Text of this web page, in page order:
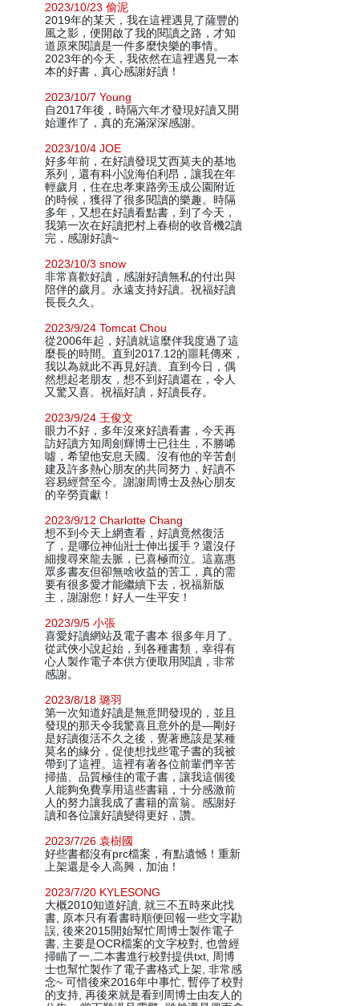
2023/10/23 偷泥
2019年的某天，我在這裡遇見了薩豐的
風之影，便開啟了我的閱讀之路，才知
道原來閱讀是一件多麼快樂的事情。
2023年的今天，我依然在這裡遇見一本
本的好書，真心感謝好讀！
2023/10/7 Young
自2017年後，時隔六年才發現好讀又開
始運作了，真的充滿深深感謝。
2023/10/4 JOE
好多年前，在好讀發現艾西莫夫的基地
系列，還有科小說海伯利昂，讓我在年
輕歲月，住在忠孝東路旁玉成公園附近
的時候，獲得了很多閱讀的樂趣。時隔
多年，又想在好讀看點書，到了今天，
我第一次在好讀把村上春樹的收音機2讀
完，感謝好讀~
2023/10/3 snow
非常喜歡好讀，感謝好讀無私的付出與
陪伴的歲月。永遠支持好讀。祝福好讀
長長久久。
2023/9/24 Tomcat Chou
從2006年起，好讀就這麼伴我度過了這
麼長的時間。直到2017.12的噩耗傳來，
我以為就此不再見好讀。直到今日，偶
然想起老朋友，想不到好讀還在，令人
又驚又喜。祝福好讀，好讀長存。
2023/9/24 王俊文
眼力不好，多年沒來好讀看書，今天再
訪好讀方知周劍輝博士已往生，不勝唏
噓，希望他安息天國。沒有他的辛苦創
建及許多熱心朋友的共同努力，好讀不
容易經營至今。謝謝周博士及熱心朋友
的辛勞貢獻！
2023/9/12 Charlotte Chang
想不到今天上網查看，好讀竟然復活
了，是哪位神仙壯士伸出援手？還沒仔
細搜尋來龍去脈，已喜極而泣。這嘉惠
眾多書友但卻無啥收益的苦工，真的需
要有很多愛才能繼續下去，祝福新版
主，謝謝您！好人一生平安！
2023/9/5 小張
喜愛好讀網站及電子書本 很多年月了。
從武俠小說起始，到各種書類，幸得有
心人製作電子本供方便取用閱讀，非常
感謝。
2023/8/18 璐羽
第一次知道好讀是無意間發現的，並且
發現的那天令我驚喜且意外的是—剛好
是好讀復活不久之後，覺著應該是某種
莫名的緣分，促使想找些電子書的我被
帶到了這裡。這裡有著各位前輩們辛苦
掃描、品質極佳的電子書，讓我這個後
人能夠免費享用這些書籍，十分感激前
人的努力讓我成了書籍的富翁。感謝好
讀和各位讓好讀變得更好，讚。
2023/7/26 袁樹國
好些書都沒有prc檔案，有點遺憾！重新
上架還是令人高興，加油！
2023/7/20 KYLESONG
大概2010知道好讀, 就三不五時來此找
書, 原本只有看書時順便回報一些文字勘
誤, 後來2015開始幫忙周博士製作電子
書, 主要是OCR檔案的文字校對, 也曾經
掃瞄了一,二本書進行校對提供txt, 周博
士也幫忙製作了電子書格式上架, 非常感
念~ 可惜後來2016年中事忙, 暫停了校對
的支持, 再後來就是看到周博士由友人的